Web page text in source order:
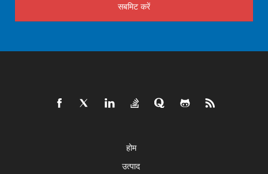
सबमिट करें
होम
उत्पाद